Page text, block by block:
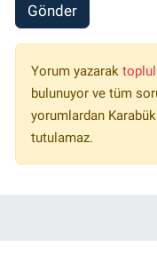
Gönder
Yorum yazarak
bulunuyor ve tüm
yorumlardan
tutulamaz.